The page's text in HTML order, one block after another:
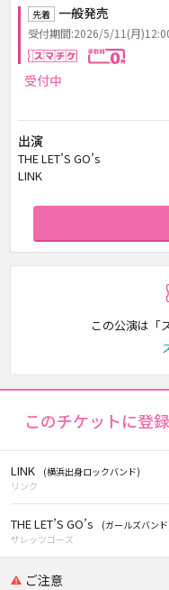
先着 一般発売
受付期間:2026/5/11(月
スマチケ
受付中
出演
THE LET’S GO’s
LINK
この公演は「
このチケットに登
LINK
(横浜出身ロックバンド)
リンク
THE LET’S GO’s
(ガールズバン
ザレッツゴーズ
ご注意